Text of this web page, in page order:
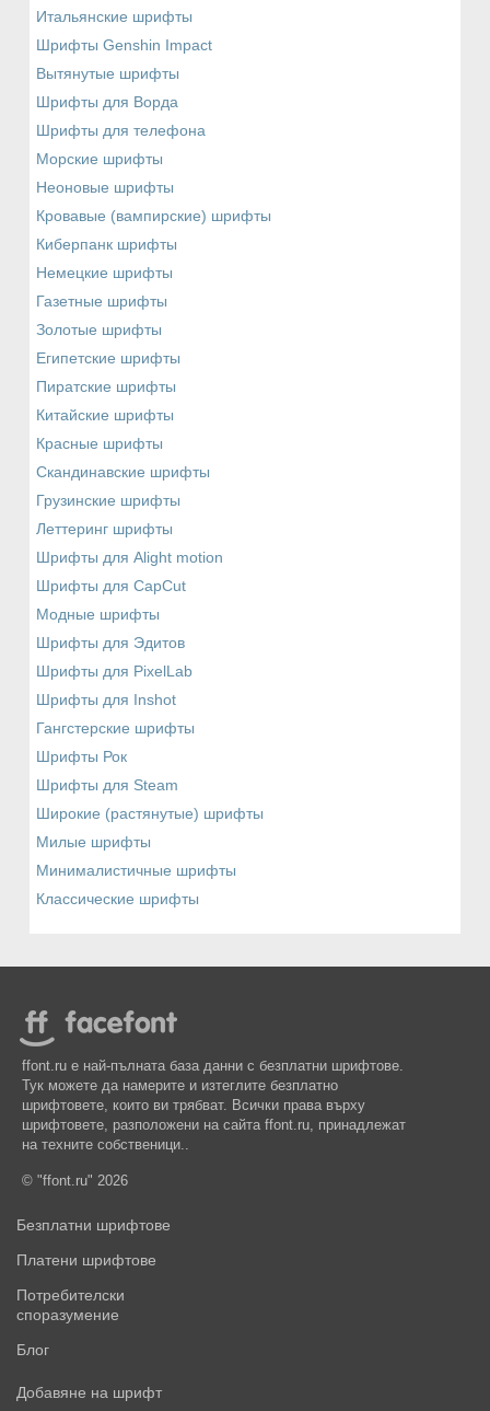
Итальянские шрифты
Шрифты Genshin Impact
Вытянутые шрифты
Шрифты для Ворда
Шрифты для телефона
Морские шрифты
Неоновые шрифты
Кровавые (вампирские) шрифты
Киберпанк шрифты
Немецкие шрифты
Газетные шрифты
Золотые шрифты
Египетские шрифты
Пиратские шрифты
Китайские шрифты
Красные шрифты
Скандинавские шрифты
Грузинские шрифты
Леттеринг шрифты
Шрифты для Alight motion
Шрифты для CapCut
Модные шрифты
Шрифты для Эдитов
Шрифты для PixelLab
Шрифты для Inshot
Гангстерские шрифты
Шрифты Рок
Шрифты для Steam
Широкие (растянутые) шрифты
Милые шрифты
Минималистичные шрифты
Классические шрифты
ffont.ru е най-пълната база данни с безплатни шрифтове.
Тук можете да намерите и изтеглите безплатно
шрифтовете, които ви трябват. Всички права върху
шрифтовете, разположени на сайта ffont.ru, принадлежат
на техните собственици..
© "ffont.ru" 2026
Безплатни шрифтове
Платени шрифтове
Потребителски
споразумение
Блог
Добавяне на шрифт